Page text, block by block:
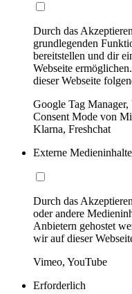
Durch das
grundlegenden
bereitstellen und dir
Webseite
dieser Webseite
Google Tag
Consent Mode von
Klarna, Freshchat
Externe Medieninhalte
Durch das
oder andere
Anbietern gehostet
wir auf dieser
Vimeo, YouTube
Erforderlich